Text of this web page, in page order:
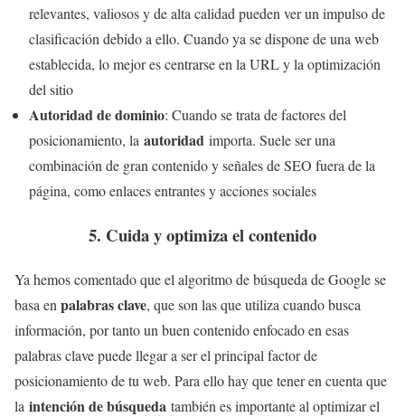
relevantes, valiosos y de alta calidad pueden ver un impulso de
clasificación debido a ello. Cuando ya se dispone de una web
establecida, lo mejor es centrarse en la URL y la optimización
del sitio
Autoridad de dominio: Cuando se trata de factores del
posicionamiento, la autoridad importa. Suele ser una
combinación de gran contenido y señales de SEO fuera de la
página, como enlaces entrantes y acciones sociales
5. Cuida y optimiza el contenido
Ya hemos comentado que el algoritmo de búsqueda de Google se
basa en palabras clave, que son las que utiliza cuando busca
información, por tanto un buen contenido enfocado en esas
palabras clave puede llegar a ser el principal factor de
posicionamiento de tu web. Para ello hay que tener en cuenta que
la intención de búsqueda también es importante al optimizar el